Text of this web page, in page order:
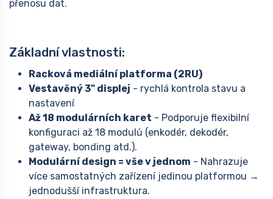
přenosu dat.
Základní vlastnosti:
Racková mediální platforma (2RU)
Vestavěný 3" displej - rychlá kontrola stavu a
nastavení
Až 18 modulárních karet - Podporuje flexibilní
konfiguraci až 18 modulů (enkodér, dekodér,
gateway, bonding atd.).
Modulární design = vše v jednom - Nahrazuje
více samostatných zařízení jedinou platformou →
jednodušší infrastruktura.